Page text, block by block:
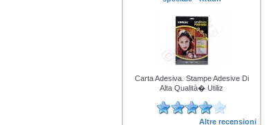
Carta Adesiva. Stampe Adesive Di
Alta Qualità� Utiliz
Altre recensioni